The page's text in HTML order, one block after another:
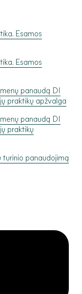
Esamos
Esamos
panaudą DI
praktikų apžvalga
panaudą DI
praktikų
turinio panaudojimą